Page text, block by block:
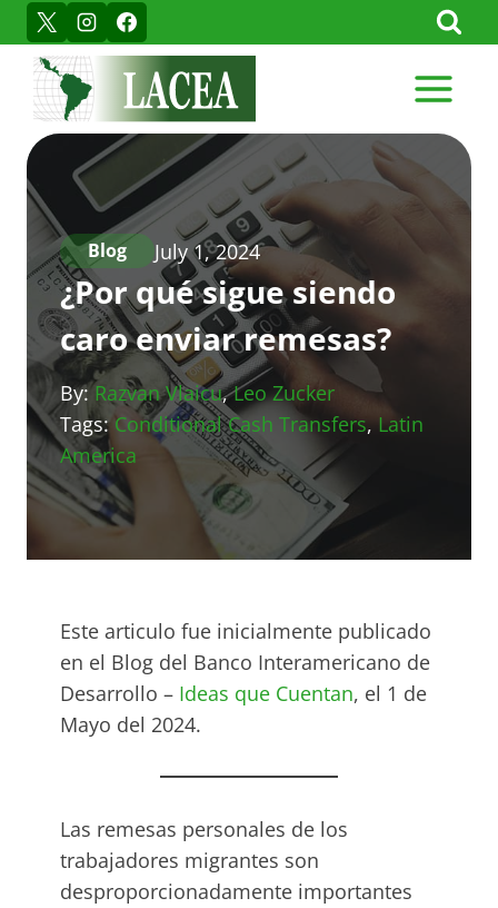
Skip
to
content
Blog July 1, 2024
¿Por qué sigue siendo
caro enviar remesas?
By:Razvan Vlaicu,Leo Zucker
Tags:Conditional Cash Transfers,Latin
America
Este articulo fue inicialmente publicado
en el Blog del Banco Interamericano de
Desarrollo – Ideas que Cuentan, el 1 de
Mayo del 2024.
Las remesas personales de los
trabajadores migrantes son
desproporcionadamente importantes